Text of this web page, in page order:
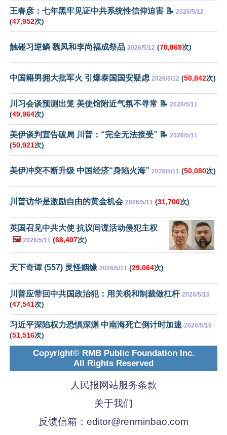
王春彦：七年黑牢见证中共系统性信仰迫害 📝 2026/5/12
(47,952次)
触碰习逆鳞 魏凤和李尚福成祭品 2026/5/12 (70,869次)
中国籍男拥大批军火 引爆泰国国安疑虑 2026/5/12 (50,842次)
川习会谈预测出笼 美使馆附近气氛不寻常 📝 2026/5/11
(49,964次)
美伊谈判宣告破局 川普：“完全无法接受” 📝 2026/5/11
(50,921次)
美伊冲突不断升级 中国经济“身陷火海” 2026/5/11 (50,080次)
川普访华是激励自由的黄金机会 2026/5/11 (31,700次)
英国召见中共大使 抗议间谍活动侵犯主权
🖼️ 2026/5/11 (66,407次)
天下奇谭 (557) 灵怪姻缘 2026/5/11 (29,064次)
川普应带回中共国政治犯：用关税和制裁做杠杆 2026/5/10
(47,541次)
习近平深陷权力恐惧深渊 中南海死亡倒计时加速 2026/5/10
(51,516次)
Copyright© RMB Public Foundation Inc.
All Rights Reserved
人民报网站服务条款
关于我们
反馈信箱： editor@renminbao.com